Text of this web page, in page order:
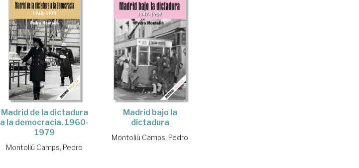
Madrid de la dictadura
a la democracia. 1960-
1979
Montoliú Camps, Pedro
Madrid bajo la
dictadura
Montoliú Camps, Pedro